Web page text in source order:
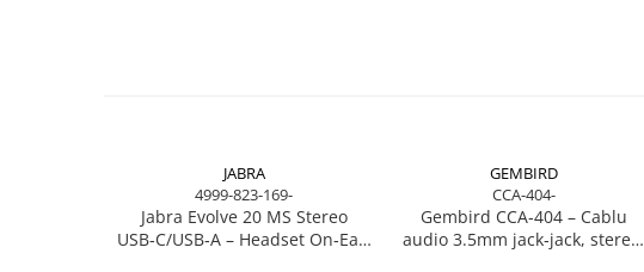
Boxe PC & Soundbar
Boxe Wireless & Portabile
JABRA
4999-823-169-
Jabra Evolve 20 MS Stereo
USB‑C/USB‑A – Headset On‑Ear,
GEMBIRD
CCA-404-
Gembird CCA‑404 – Cablu
audio 3.5mm jack‑jack, stereo,